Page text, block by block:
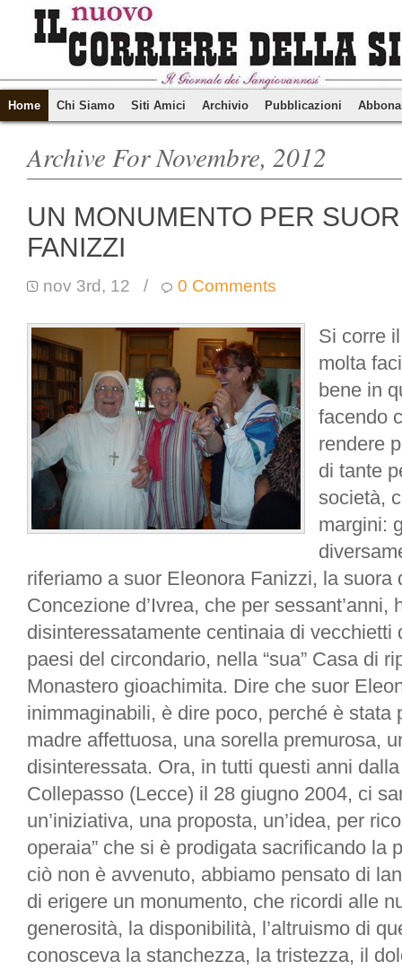
Home Chi Siamo Siti Amici Archivio Pubblicazioni
Archive For Novembre, 2012
UN MONUMENTO PER
FANIZZI
nov 3rd, 12 / 0 Comments
Si corre
molta
bene in
facendo
rendere
di tante
società,
margini:
riferiamo a suor Eleonora Fanizzi, la suora
Concezione d’Ivrea, che per sessant’anni,
disinteressatamente centinaia di vecchietti
paesi del circondario, nella “sua” Casa di
Monastero gioachimita. Dire che suor
inimmaginabili, è dire poco, perché è stata
madre affettuosa, una sorella premurosa,
disinteressata. Ora, in tutti questi anni
Collepasso (Lecce) il 28 giugno 2004, ci
un’iniziativa, una proposta, un’idea, per
operaia” che si è prodigata sacrificando la
ciò non è avvenuto, abbiamo pensato di
di erigere un monumento, che ricordi alle
generosità, la disponibilità, l’altruismo di
conosceva la stanchezza, la tristezza, il